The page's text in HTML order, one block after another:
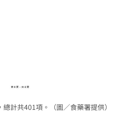
計共401項。（圖／食藥署提供）